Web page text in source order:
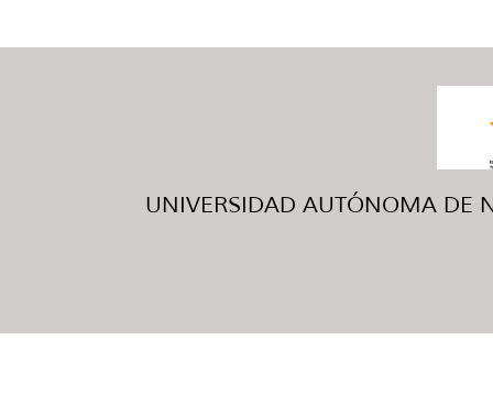
UNIVERSIDAD AUTÓNOMA DE